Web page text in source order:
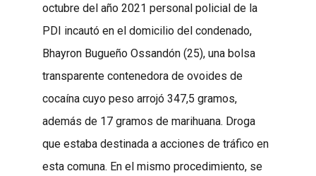
octubre del año 2021 personal policial de la
PDI incautó en el domicilio del condenado,
Bhayron Bugueño Ossandón (25), una bolsa
transparente contenedora de ovoides de
cocaína cuyo peso arrojó 347,5 gramos,
además de 17 gramos de marihuana. Droga
que estaba destinada a acciones de tráfico en
esta comuna. En el mismo procedimiento, se